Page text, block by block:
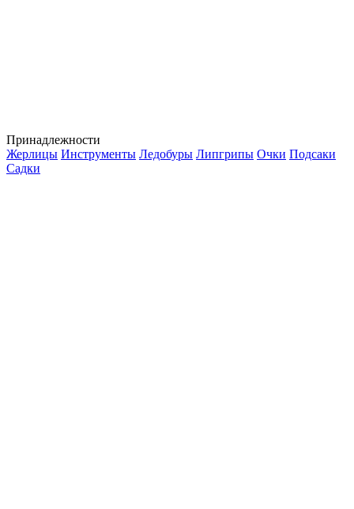
Принадлежности
Жерлицы Инструменты Ледобуры Липгрипы Очки Подсаки
Садки